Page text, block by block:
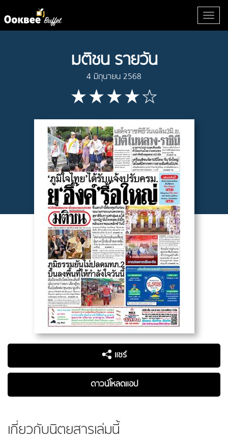
มติชน รายวัน
4 มิถุนายน 2568
แชร์
ดาวน์โหลดแอป
เกี่ยวกับนิตยสารเล่มนี้